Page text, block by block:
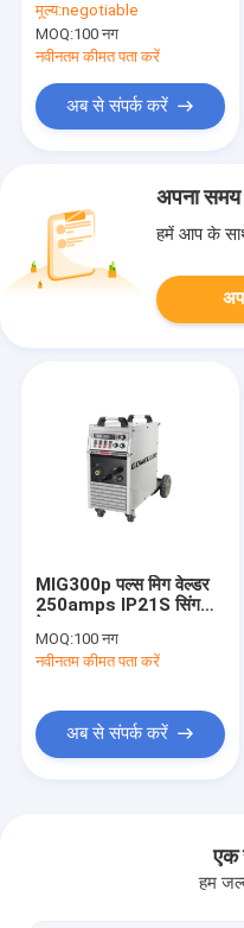
मूल्य:negotiable
MOQ:100 नग
नवीनतम कीमत पता करें
अब से संपर्क करें
अपना
हमें आप के
MIG300p पल्स मिग वेल्डर
250amps IP21S सिंगल
MOQ:100 नग
नवीनतम कीमत पता करें
अब से संपर्क करें
एक
हम